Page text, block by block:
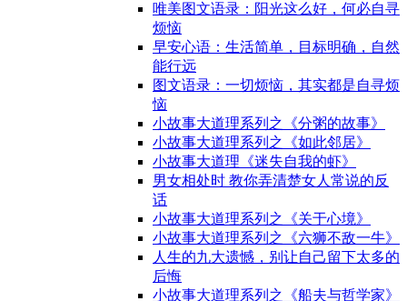
唯美图文语录：阳光这么好，何必自寻
烦恼
早安心语：生活简单，目标明确，自然
能行远
图文语录：一切烦恼，其实都是自寻烦
恼
小故事大道理系列之《分粥的故事》
小故事大道理系列之《如此邻居》
小故事大道理《迷失自我的虾》
男女相处时 教你弄清楚女人常说的反
话
小故事大道理系列之《关于心境》
小故事大道理系列之《六狮不敌一牛》
人生的九大遗憾，别让自己留下太多的
后悔
小故事大道理系列之《船夫与哲学家》